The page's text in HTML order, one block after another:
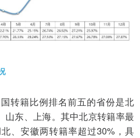
转籍比例排名前五的省份是北
山东、上海。其中北京转籍率最
、安徽两转籍率超过30%，具